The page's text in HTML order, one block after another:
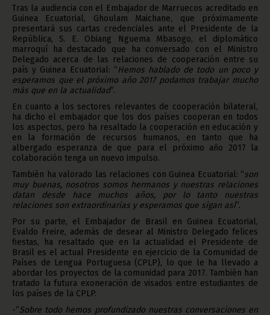
Tras la audiencia con el Embajador de Marruecos acreditado en
Guinea Ecuatorial, Ghoulam Maichane, que próximamente
presentará sus cartas credenciales ante el Presidente de la
República, S. E. Obiang Nguema Mbasogo, el diplomático
marroquí ha destacado que ha conversado con el Ministro
Delegado acerca de las relaciones de cooperación entre su
país y Guinea Ecuatorial: “Hemos hablado de todo un poco y
esperamos que el próximo año 2017 podamos trabajar mucho
más que en la actualidad”.
En cuanto a los sectores relevantes de cooperación bilateral,
ha dicho el embajador que los dos países cooperan en todos
los aspectos, pero ha resaltado la cooperación en educación y
en la formación de recursos humanos, en tanto que ha
albergado esperanza de que para el próximo año 2017 la
colaboración tenga un nuevo impulso.
También ha valorado las relaciones con Guinea Ecuatorial: “son
muy buenas, nosotros somos hermanos y nuestras relaciones
datan desde hace muchos años, por lo tanto nuestras
relaciones son extraordinarias y esperamos que sigan así”.
Por su parte, el Embajador de Brasil en Guinea Ecuatorial,
Evaldo Freire, además de desear al Ministro Delegado felices
fiestas, ha resaltado que en la actualidad el Presidente de
Brasil es el actual Presidente en ejercicio de la Comunidad de
Países de Lengua Portuguesa (CPLP), lo que le ha llevado a
abordar los proyectos de la comunidad para 2017. También han
tratado la futura exoneración de visados entre estudiantes de
los países de la CPLP.
-“Sobre todo hemos profundizado nuestras conversaciones en